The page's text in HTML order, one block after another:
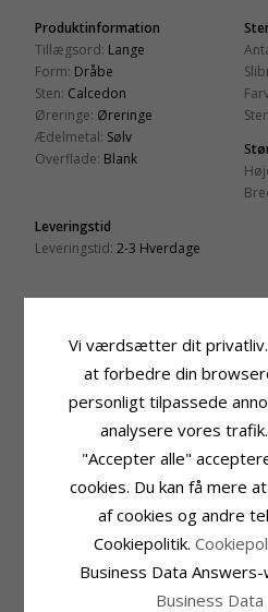
Produktinformation
Tillægsord: Lange
Form: Dråbe
Sten: Calcedon
Øreringe: Øreringe
Ædelmetal: Sølv
Overflade: Blank
Leveringstid
Leveringstid: 2-3 Hverdage
RELATEREDE
Dråbe armygrøn
krystal øreringe i sølv
- Loom Stones
Dråbe
øreringe i
Loom
KUNDER DER HAR
OGSÁ
Vi værdsætter dit privatliv.
at forbedre din
personligt tilpassede
analysere vores
"Accepter alle"
cookies. Du kan få mere
af cookies og andre
Cookiepolitik.
Business Data
Business